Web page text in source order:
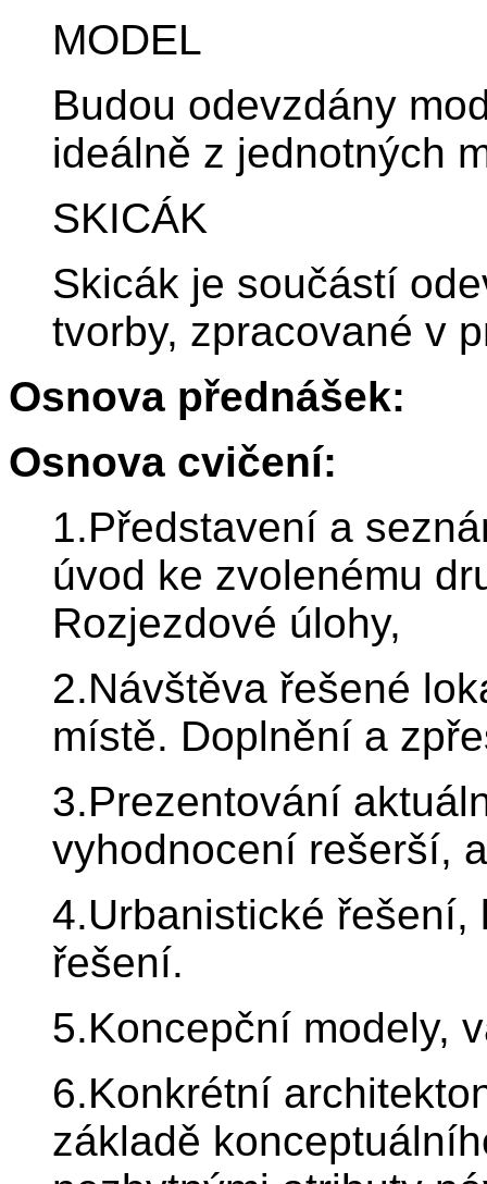
MODEL
Budou odevzdány
ideálně z jednotných
SKICÁK
Skicák je součástí
tvorby, zpracované v
Osnova přednášek:
Osnova cvičení:
1.Představení a
úvod ke zvolenému
Rozjezdové úlohy,
2.Návštěva řešené
místě. Doplnění a
3.Prezentování
vyhodnocení rešerší,
4.Urbanistické řešení,
řešení.
5.Koncepční modely,
6.Konkrétní
základě